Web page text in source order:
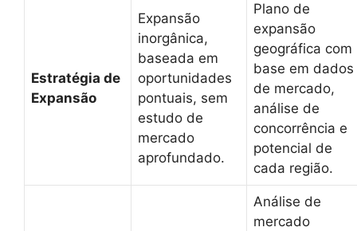
Estratégia de
Expansão
Expansão
inorgânica,
baseada em
oportunidades
pontuais, sem
estudo de
mercado
aprofundado.
Plano de
expansão
geográfica com
base em dados
de mercado,
análise de
concorrência e
potencial de
cada região.
Análise de
mercado